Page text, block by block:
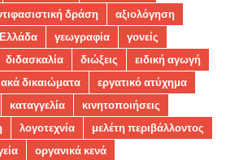
δράση
αξιολόγηση
γεωγραφία
γονείς
διδασκαλία διώξεις
ειδική αγωγή
δικαιώματα
εργατικό ατύχημα
καταγγελία
κινητοποιήσεις
λογοτεχνία
μελέτη περιβάλλοντος
οργανικά κενά